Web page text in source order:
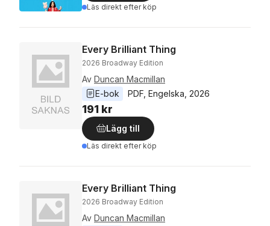
Läs direkt efter köp
Every Brilliant Thing
2026 Broadway Edition
Av Duncan Macmillan
E-bok
PDF Engelska 2026
191 kr
Lägg till
Läs direkt efter köp
Every Brilliant Thing
2026 Broadway Edition
Av Duncan Macmillan